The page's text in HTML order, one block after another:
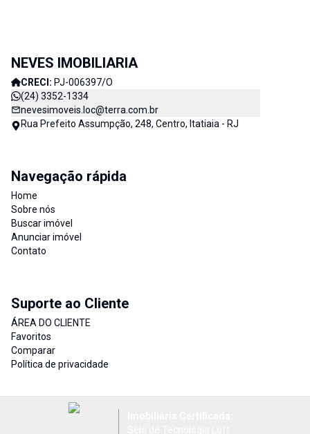
NEVES IMOBILIARIA
CRECI: PJ-006397/O
(24) 3352-1334
nevesimoveis.loc@terra.com.br
Rua Prefeito Assumpção, 248, Centro, Itatiaia - RJ
Navegação rápida
Home
Sobre nós
Buscar imóvel
Anunciar imóvel
Contato
Suporte ao Cliente
ÁREA DO CLIENTE
Favoritos
Comparar
Política de privacidade